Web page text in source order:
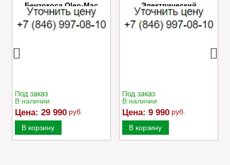
Бензокоса Oleo-Mac
SPARTA 25
В наличии
Цена: 29 990 руб.
В корзину
Электрический
культиватор Champion
EC750
В наличии
Цена: 9 990 руб.
В корзину